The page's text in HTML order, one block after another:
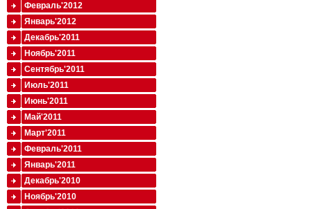
Февраль'2012
Январь'2012
Декабрь'2011
Ноябрь'2011
Сентябрь'2011
Июль'2011
Июнь'2011
Май'2011
Март'2011
Февраль'2011
Январь'2011
Декабрь'2010
Ноябрь'2010